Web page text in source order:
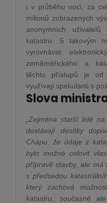
i v průběhu noci, za
milionů zobrazených
anonymních
katastru. S takovým
vyrovnávat
zeměměřického a
těchto přístupů je od
využívají spekulanti s
Slova
„Zejména starší lidé
dostávají desítky
Chápu, že údaje z
bylo možné oslovit
přípravě stavby, ale má
s předsedou
který zachová
katastru, současně